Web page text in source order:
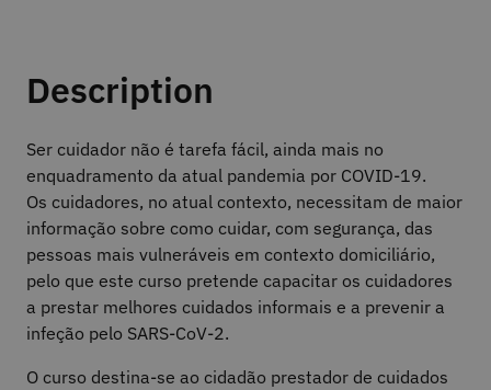
Description
Ser cuidador não é tarefa fácil, ainda mais no
enquadramento da atual pandemia por COVID-19.
Os cuidadores, no atual contexto, necessitam de maior
informação sobre como cuidar, com segurança, das
pessoas mais vulneráveis em contexto domiciliário,
pelo que este curso pretende capacitar os cuidadores
a prestar melhores cuidados informais e a prevenir a
infeção pelo SARS-CoV-2.
O curso destina-se ao cidadão prestador de cuidados